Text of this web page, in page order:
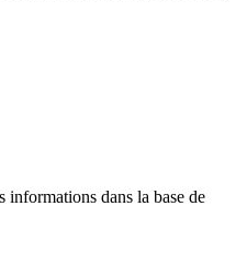
informations dans la base de